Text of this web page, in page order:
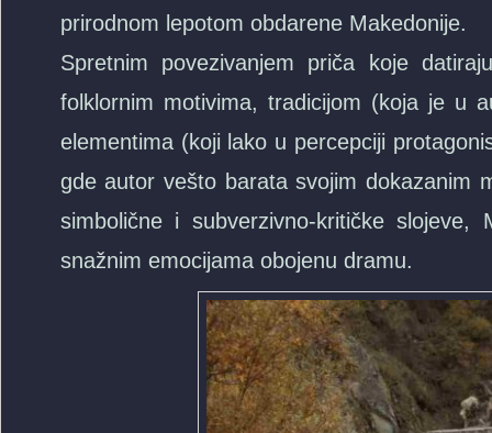
prirodnom lepotom obdarene Makedonije.
Spretnim povezivanjem priča koje
folklornim motivima, tradicijom (koja je u
elementima (koji lako u percepciji
gde autor vešto barata svojim dokazanim
simbolične i subverzivno-kritičke
snažnim emocijama obojenu dramu.